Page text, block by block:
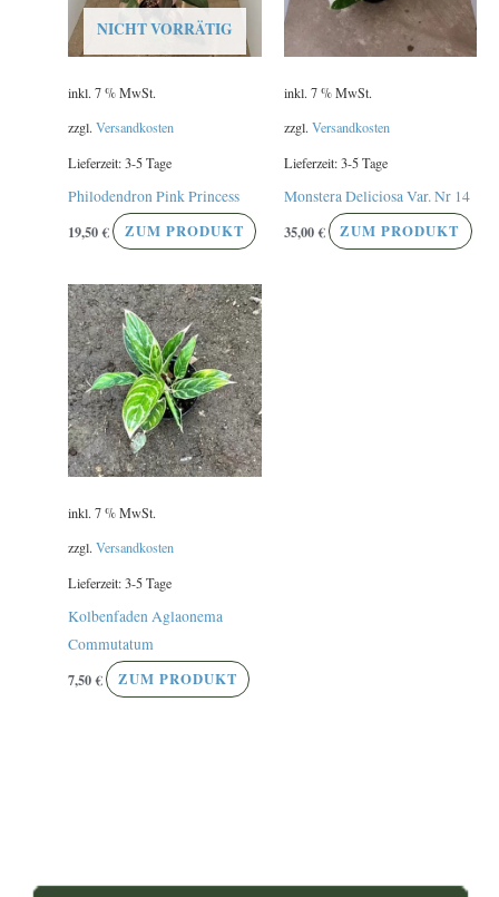
NICHT VORRÄTIG
inkl. 7 % MwSt.
zzgl.Versandkosten
Lieferzeit:3-5 Tage
Philodendron Pink Princess
19,50€ ZUM PRODUKT
inkl. 7 % MwSt.
zzgl. Versandkosten
Lieferzeit:3-5 Tage
Monstera Deliciosa Var. Nr 14
35,00€ ZUM PRODUKT
inkl. 7 % MwSt.
zzgl.Versandkosten
Lieferzeit:3-5 Tage
Kolbenfaden Aglaonema
Commutatum
7,50€ ZUM PRODUKT